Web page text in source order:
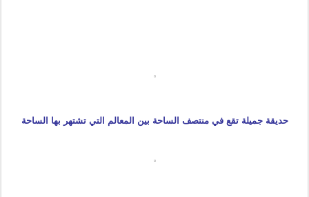
حديقة جميلة تقع في منتصف الساحة بين المعالم التي تشتهر بها الساحة